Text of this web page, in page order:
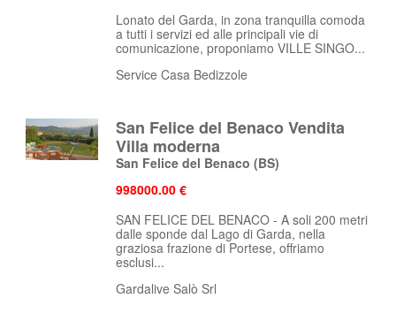
Lonato del Garda, in zona tranquilla comoda
a tutti i servizi ed alle principali vie di
comunicazione, proponiamo VILLE SINGO...
Service Casa Bedizzole
San Felice del Benaco Vendita
Villa moderna
San Felice del Benaco (BS)
998000.00 €
SAN FELICE DEL BENACO - A soli 200 metri
dalle sponde dal Lago di Garda, nella
graziosa frazione di Portese, offriamo
esclusi...
Gardalive Salò Srl